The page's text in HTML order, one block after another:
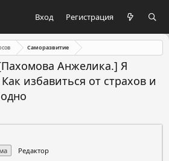
Вход Регистрация
Саморазвитие
Анжелика.] Я
избавиться от страхов и
Редактор